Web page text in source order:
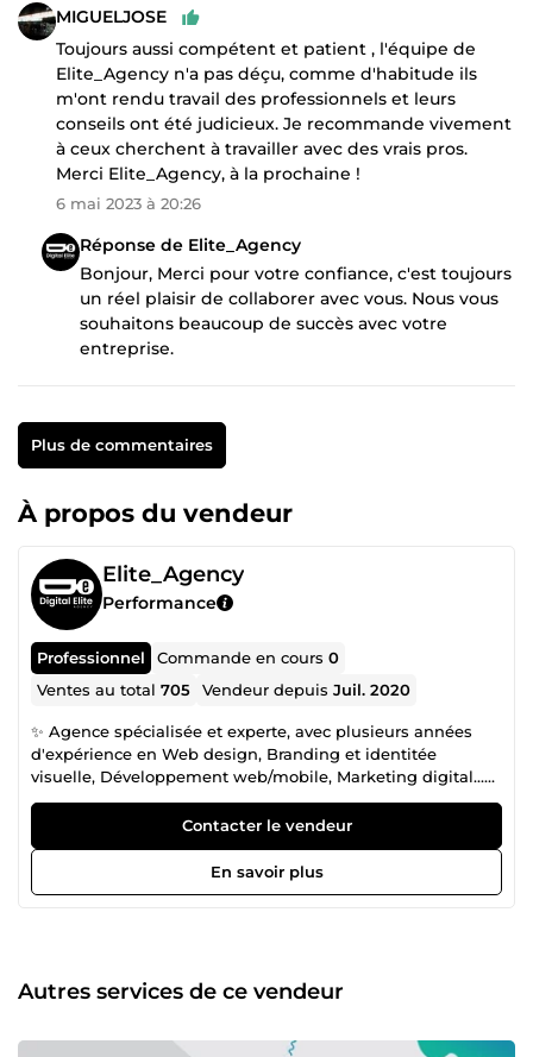
MIGUELJOSE
Toujours aussi compétent et patient , l'équipe de
Elite_Agency n'a pas déçu, comme d'habitude ils
m'ont rendu travail des professionnels et leurs
conseils ont été judicieux. Je recommande vivement
à ceux cherchent à travailler avec des vrais pros.
Merci Elite_Agency, à la prochaine !
6 mai 2023 à 20:26
Réponse de Elite_Agency
Bonjour, Merci pour votre confiance, c'est toujours
un réel plaisir de collaborer avec vous. Nous vous
souhaitons beaucoup de succès avec votre
entreprise.
Plus de commentaires
À propos du vendeur
Elite_Agency
Performance
Professionnel Commande en cours0
Ventes au total705 Vendeur depuisJuil. 2020
✨ Agence spécialisée et experte, avec plusieurs années
d'expérience en Web design, Branding et identitée
visuelle, Développement web/mobile, Marketing digital...
Nous apporterons notre expertise et une vision novatrice
au cœur de votre business afin de le faire décoller et de lui
faire atteindre le sommet. Votre réussite notre priorité !
Contacter le vendeur
En savoir plus
Autres services de ce vendeur